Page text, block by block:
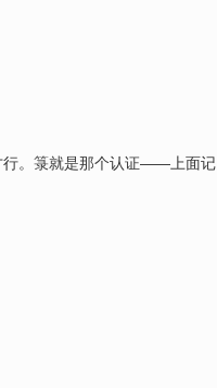
行。箓就是那个认证——上面记